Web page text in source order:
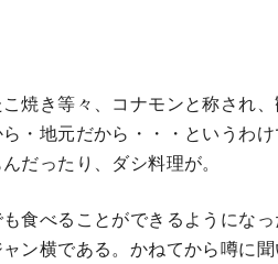
焼き等々、コナモンと称され
・地元だから・・・というわけ
だったり、ダシ料理が。
食べることができるようにな
ン横である。かねてから噂に